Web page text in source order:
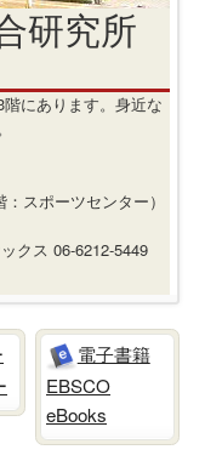
研究所
にあります。身近な
スポーツセンター）
クス 06-6212-5449
電子書籍
EBSCO
eBooks